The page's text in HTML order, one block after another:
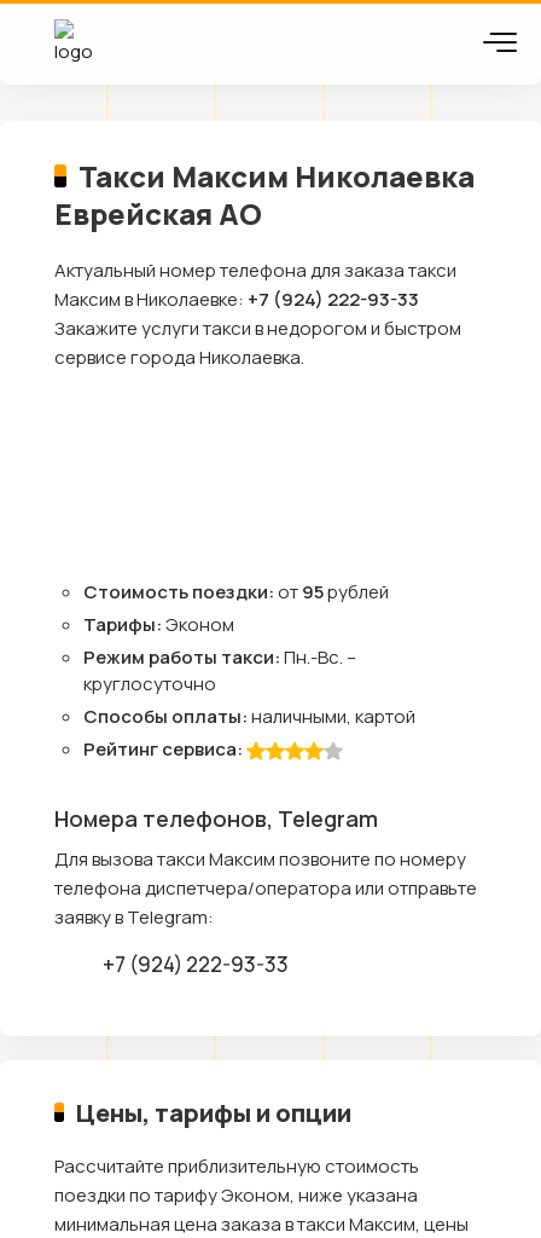
Такси Максим Николаевка
Еврейская АО
Актуальный номер телефона для заказа такси
Максим в Николаевке: +7 (924) 222-93-33
Закажите услуги такси в недорогом и быстром
сервисе города Николаевка.
Стоимость поездки:от95рублей
Тарифы:Эконом
Режим работы такси:Пн.-Вс. –
круглосуточно
Способы оплаты:наличными, картой
Рейтинг сервиса:
Номера телефонов, Telegram
Для вызова такси Максим позвоните по номеру
телефона диспетчера/оператора или отправьте
заявку в Telegram:
+7 (924) 222-93-33
Цены, тарифы и опции
Рассчитайте приблизительную стоимость
поездки по тарифу Эконом, ниже указана
минимальная цена заказа в такси Максим, цены